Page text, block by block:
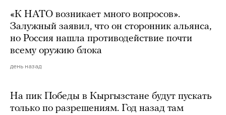
«К НАТО возникает много вопросов».
Залужный заявил, что он сторонник альянса,
но Россия нашла противодействие почти
всему оружию блока
день назад
На пик Победы в Кыргызстане будут пускать
только по разрешениям. Год назад там